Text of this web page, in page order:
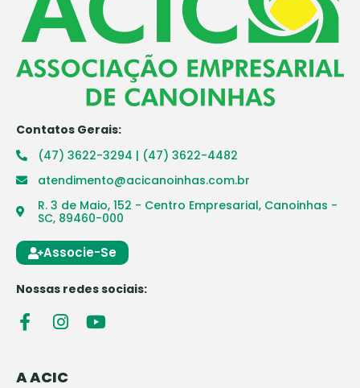
Contatos Gerais:
(47) 3622-3294 | (47) 3622-4482
atendimento@acicanoinhas.com.br
R. 3 de Maio, 152 - Centro Empresarial, Canoinhas -
SC, 89460-000
Associe-Se
Nossas redes sociais:
A ACIC